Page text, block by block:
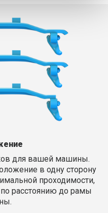
для вашей машины.
в одну сторону
проходимости,
расстоянию до рамы